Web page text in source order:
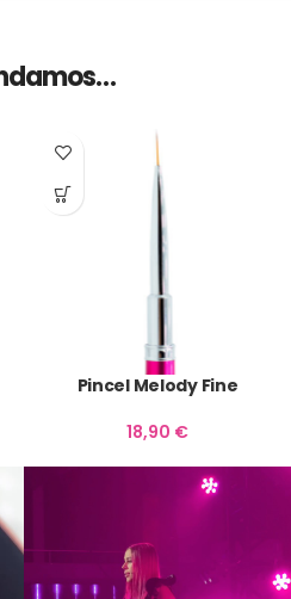
Pincel Melody Fine
18,90 €